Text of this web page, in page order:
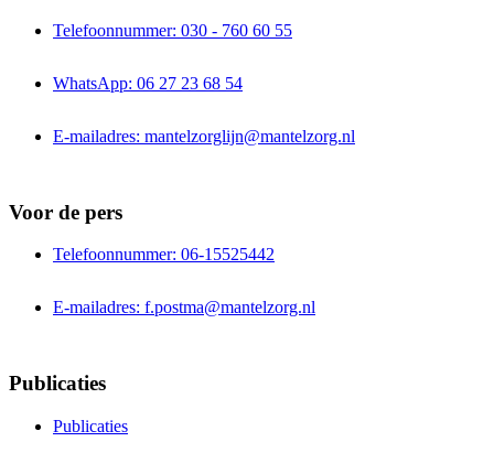
Telefoonnummer: 030 - 760 60 55
WhatsApp: 06 27 23 68 54
E-mailadres: mantelzorglijn@mantelzorg.nl
Voor de pers
Telefoonnummer: 06-15525442
E-mailadres: f.postma@mantelzorg.nl
Publicaties
Publicaties